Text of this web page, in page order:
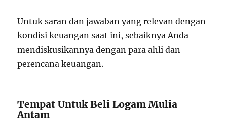
Untuk saran dan jawaban yang relevan dengan
kondisi keuangan saat ini, sebaiknya Anda
mendiskusikannya dengan para ahli dan
perencana keuangan.
Tempat Untuk Beli Logam Mulia
Antam